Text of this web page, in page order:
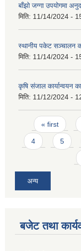
बाँझो जग्गा उपयोगमा
मिति: 11/14/2024 -
स्थानीय पकेट सञ्चालन
मिति: 11/14/2024 -
कृषि संजाल कार्यान्वयन
मिति: 11/12/2024 -
Pages
« first
4 5
अन्य
बजेट तथा